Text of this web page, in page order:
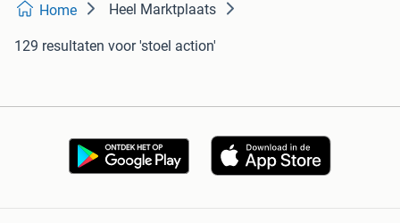
Home Heel Marktplaats
129 resultaten voor 'stoel action'